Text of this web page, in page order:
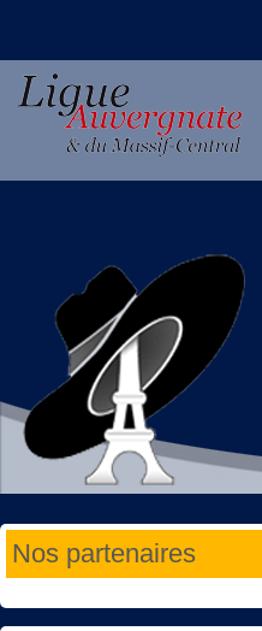
Nos partenaires